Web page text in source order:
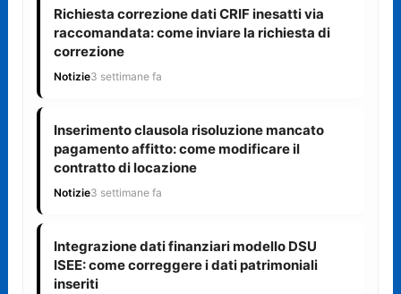
Richiesta correzione dati CRIF inesatti via
raccomandata: come inviare la richiesta di
correzione
Notizie3 settimane fa
Inserimento clausola risoluzione mancato
pagamento affitto: come modificare il
contratto di locazione
Notizie3 settimane fa
Integrazione dati finanziari modello DSU
ISEE: come correggere i dati patrimoniali
inseriti